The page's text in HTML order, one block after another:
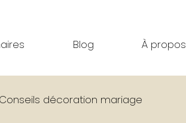
Blog À propos
Conseils décoration mariage